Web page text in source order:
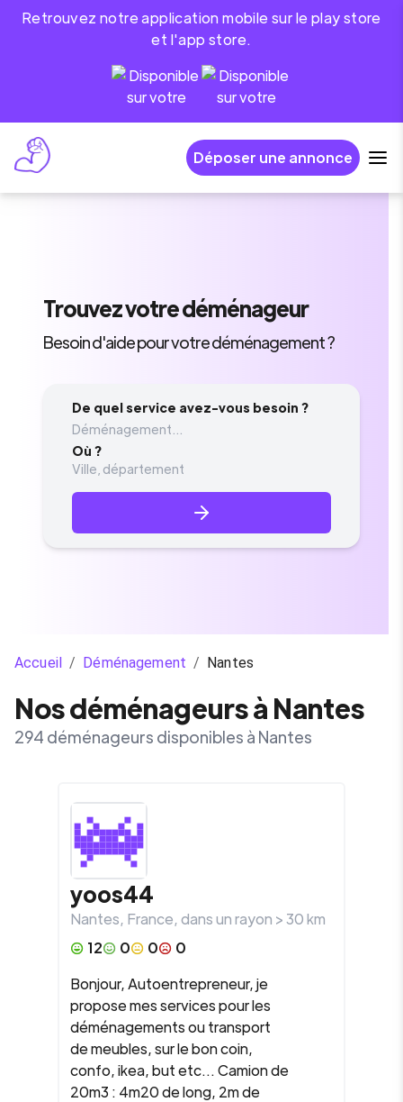
Retrouvez notre application mobile sur le play store
et l'app store.
Déposer une annonce
Trouvezvotre déménageur
Besoin d'aide pour votre déménagement ?
De quel service avez-vous besoin ?
Déménagement...
Où ?
Accueil / Déménagement / Nantes
Nos déménageurs à Nantes
294 déménageurs disponibles à Nantes
yoos44
Nantes, France, dans un rayon >30km
12
0 0
0
Bonjour, Autoentrepreneur, je
propose mes services pour les
déménagements ou transport
de meubles, sur le bon coin,
confo, ikea, but etc... Camion de
20m3 : 4m20 de long, 2m de